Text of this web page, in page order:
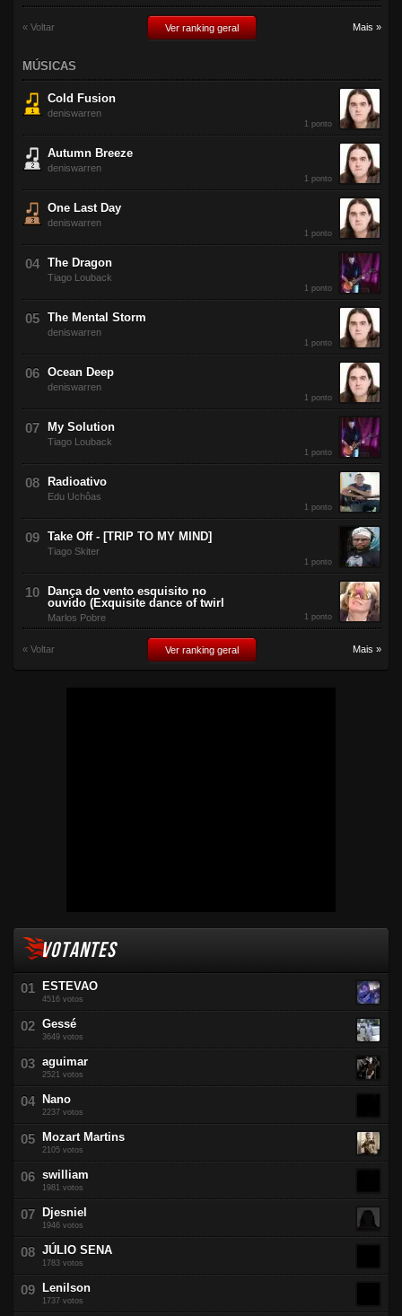
« Voltar Ver ranking geral Mais »
MÚSICAS
Cold Fusion
deniswarren
1 ponto
Autumn Breeze
deniswarren
1 ponto
One Last Day
deniswarren
1 ponto
The Dragon
Tiago Louback
1 ponto
The Mental Storm
deniswarren
1 ponto
Ocean Deep
deniswarren
1 ponto
My Solution
Tiago Louback
1 ponto
Radioativo
Edu Uchôas
1 ponto
Take Off - [TRIP TO MY MIND]
Tiago Skiter
1 ponto
Dança do vento esquisito no
ouvido (Exquisite dance of twirl
Marlos Pobre 1 ponto
« Voltar Ver ranking geral Mais »
VOTANTES
ESTEVAO
4516 votos
Gessé
3649 votos
aguimar
2521 votos
Nano
2237 votos
Mozart Martins
2105 votos
swilliam
1981 votos
Djesniel
1946 votos
JÚLIO SENA
1783 votos
Lenilson
1737 votos